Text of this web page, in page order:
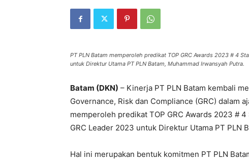
PT PLN Batam memperoleh predikat TOP GRC Awards 2023 # 4
untuk Direktur Utama PT PLN Batam, Muhammad Irwansyah Putra.
Batam (DKN) – Kinerja PT PLN Batam kembali
Governance, Risk dan Compliance (GRC) dalam
memperoleh predikat TOP GRC Awards 2023 #
GRC Leader 2023 untuk Direktur Utama PT PLN
Hal ini merupakan bentuk komitmen PT PLN